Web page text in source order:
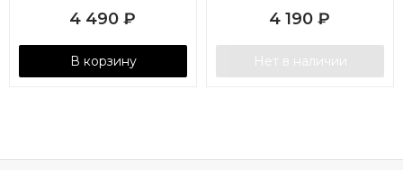
4 490 ₽
В корзину
4 190 ₽
Нет в наличии